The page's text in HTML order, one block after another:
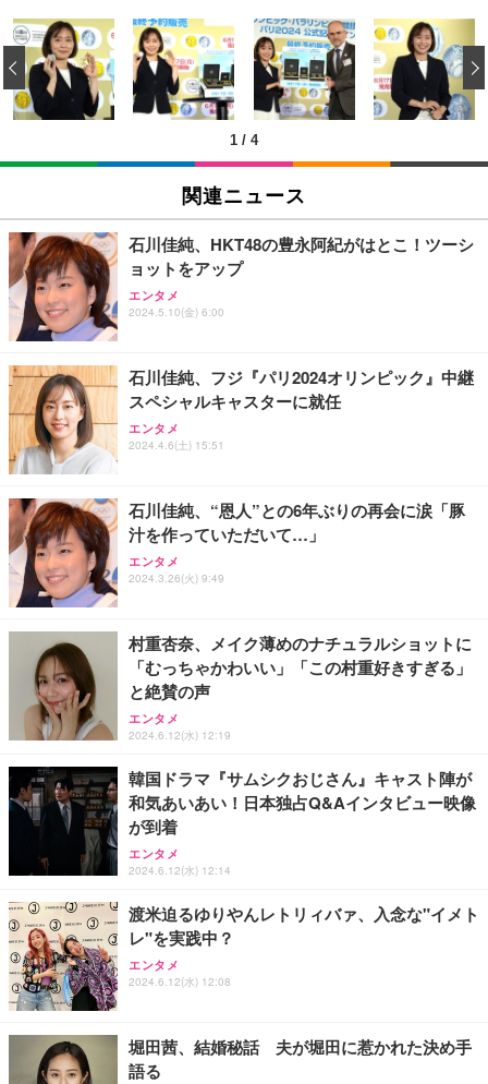
エレコム ワイヤレスマウス Bluetooth Slint M-TM1
0BBWH/EC 薄型 静音 4ボタン プレゼンモード機能
付 Windows Mac Android iOS iPadOS FireOS対応
ホワイト
￥1,390
エレコム ワイヤレスマウス Bluetooth EX-G 握りの
ガンメタリック M-XGM15BBSGM/EC
￥1,890
HP 有線 マウス HP 100G
エレコム ワイヤレスマウス 静音 Slint Bluetooth 無
線2.4GHz 3台マルチペアリング 薄型 軽量 充電式 M
サイズ ブラック M-TM25MBMSABK
マウス 無線 静音 ワイヤレスマウス Bluetooth 5.4 2.
4GHz Type-C 充電式 無線マウス 薄型 3段階DPI切替
エレコム 有線キーボード メンブレン ブラック TK-F
FCM01BK
￥980
エレコム ワイヤレスキーボード メンブレン 薄型 フ
ルキーボード テンキー ブラック TK-FDM110TXBK
￥1,700
【国内正規品】Keychron B1 Pro ウルトラスリム ワ
イヤレスキーボード、ZMKカスタマイズ、シザース
イッチ、2.4 GHz/Bluetooth 5.2/有線接続、ロングバ
エレコム ワイヤレスキーボード マウスセット メン
ブレン 薄型 フルキーボード ブラック TK-FDM110M
BK
エレコム ワイヤレスキーボード 静音 テンキー付 薄
型コンパクトサイズ Windows ChromeOS macOS
対応 ブラック TK-QT30DMBK
USB から RJ45 延長ケーブルイーサネットエクステ
ンダー USB 延長 50 メートル距離 RJ45 Cat5e / 6 ケ
ーブル LAN アダプタオーバーリピータイーサネット
￥847
RJ45 ケーブル コネクタ Cat6A Cat6 Cat5e RJ45 イ
ンダー アダプター
￥487
【Amazon.co.jp 限定】SoftBank 光 お申し込みエ
ントリーパッケージ 使い放題 超高速インターネット
【フレッツ光・コラボ光なら工事不要】
エレコム WiFi ルーター 無線LAN Wi-Fi7 11BE 2882
+688Mbps IPv6(IPoE)対応 エコパッケージ WRC-W
701-B
バッファロー Wi-Fi 6 ルーター 2401+573Mbps WS
R-3000AX4P/NBK (× 2)
1 / 4
‹
関連ニュース
石川佳純、HKT48の豊永阿紀がはとこ！ツーシ
ョットをアップ
エンタメ
2024.5.10(金) 6:00
石川佳純、フジ『パリ2024オリンピック』中継
スペシャルキャスターに就任
エンタメ
2024.4.6(土) 15:51
石川佳純、“恩人”との6年ぶりの再会に涙「豚
汁を作っていただいて…」
エンタメ
2024.3.26(火) 9:49
村重杏奈、メイク薄めのナチュラルショットに
「むっちゃかわいい」「この村重好きすぎる」
と絶賛の声
エンタメ
2024.6.12(水) 12:19
韓国ドラマ『サムシクおじさん』キャスト陣が
和気あいあい！日本独占Q&Aインタビュー映像
が到着
エンタメ
2024.6.12(水) 12:14
渡米迫るゆりやんレトリィバァ、入念な"イメト
レ"を実践中？
エンタメ
2024.6.12(水) 12:08
堀田茜、結婚秘話 夫が堀田に惹かれた決め手
語る